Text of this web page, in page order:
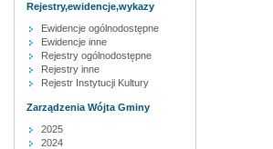
Rejestry,ewidencje,wykazy
Ewidencje ogólnodostępne
Ewidencje inne
Rejestry ogólnodostępne
Rejestry inne
Rejestr Instytucji Kultury
Zarządzenia Wójta Gminy
2025
2024